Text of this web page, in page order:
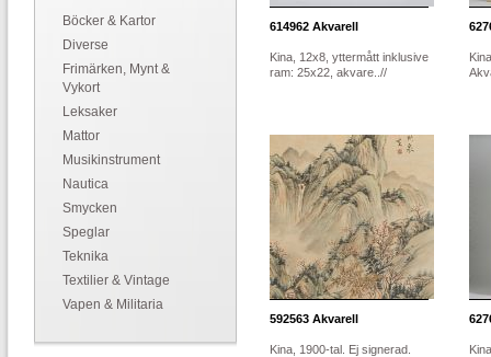
Böcker & Kartor
Diverse
Frimärken, Mynt &
Vykort
Leksaker
Mattor
Musikinstrument
Nautica
Smycken
Speglar
Teknika
Textilier & Vintage
Vapen & Militaria
614962 Akvarell
Kina, 12x8, yttermått inklusive
ram: 25x22, akvare..//
592563 Akvarell
Kina, 1900-tal. Ej signerad.